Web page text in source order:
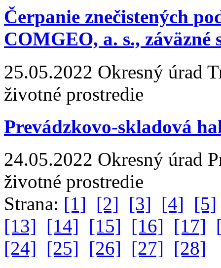
Čerpanie znečistených
COMGEO, a. s., záväzné
25.05.2022 Okresný úrad
životné prostredie
Prevádzkovo-skladová
24.05.2022 Okresný úrad
životné prostredie
Strana: [1] [2] [3] [4] [5]
[13] [14] [15] [16] [17]
[24] [25] [26] [27] [28]